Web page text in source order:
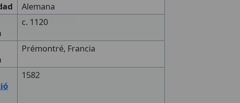
Alemana
c. 1120
Prémontré, Francia
1582